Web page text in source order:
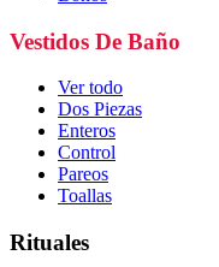
Vestidos De Baño
Ver todo
Dos Piezas
Enteros
Control
Pareos
Toallas
Rituales